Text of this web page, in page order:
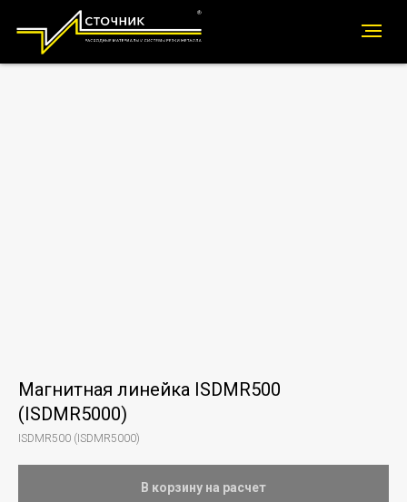
Магнитная линейка ISDMR500
(ISDMR5000)
ISDMR500 (ISDMR5000)
В корзину на расчет